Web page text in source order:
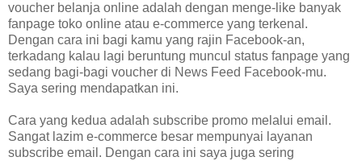
voucher belanja online adalah dengan menge-like banyak
fanpage toko online atau e-commerce yang terkenal.
Dengan cara ini bagi kamu yang rajin Facebook-an,
terkadang kalau lagi beruntung muncul status fanpage yang
sedang bagi-bagi voucher di News Feed Facebook-mu.
Saya sering mendapatkan ini.
Cara yang kedua adalah subscribe promo melalui email.
Sangat lazim e-commerce besar mempunyai layanan
subscribe email. Dengan cara ini saya juga sering